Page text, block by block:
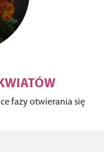
fazy otwierania się